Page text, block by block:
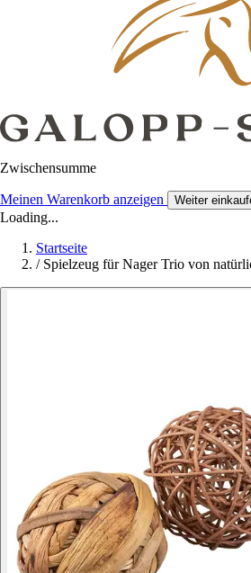
Zwischensumme
Meinen Warenkorb anzeigen Weiter
Loading...
Startseite
/ Spielzeug für Nager Trio von